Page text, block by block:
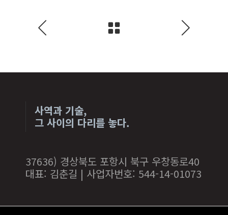
사역과 기술,
그 사이의 다리를 놓다.
37636) 경상북도 포항시 북구 우창동로40
대표: 김춘길 | 사업자번호: 544-14-01073